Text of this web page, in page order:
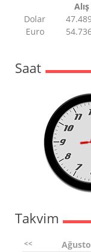
Alış
Dolar
Euro
Saat
Takvim
<<